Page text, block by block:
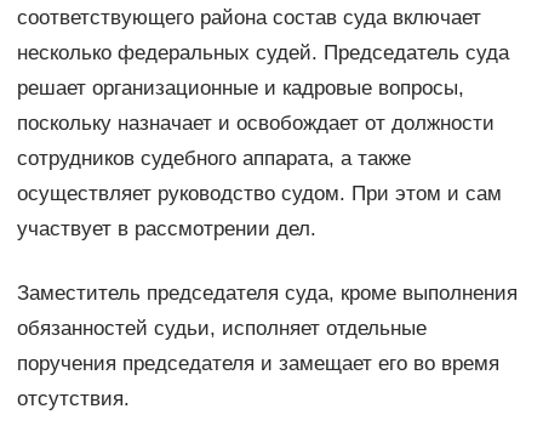
соответствующего района состав суда включает
несколько федеральных судей. Председатель суда
решает организационные и кадровые вопросы,
поскольку назначает и освобождает от должности
сотрудников судебного аппарата, а также
осуществляет руководство судом. При этом и сам
участвует в рассмотрении дел.
Заместитель председателя суда, кроме выполнения
обязанностей судьи, исполняет отдельные
поручения председателя и замещает его во время
отсутствия.